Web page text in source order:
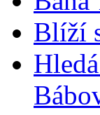
Blíží